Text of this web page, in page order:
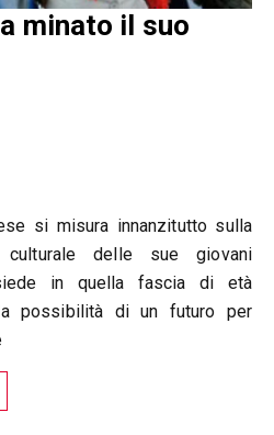
minato il suo
si misura innanzitutto sulla
delle sue giovani
in quella fascia di età
la possibilità di un futuro per